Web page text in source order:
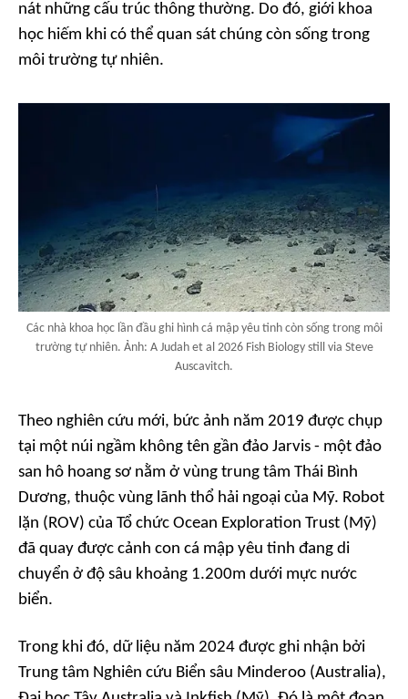
nát những cấu trúc thông thường. Do đó, giới khoa
học hiếm khi có thể quan sát chúng còn sống trong
môi trường tự nhiên.
Các nhà khoa học lần đầu ghi hình cá mập yêu tinh còn sống trong môi
trường tự nhiên. Ảnh: A Judah et al 2026 Fish Biology still via Steve
Auscavitch.
Theo nghiên cứu mới, bức ảnh năm 2019 được chụp
tại một núi ngầm không tên gần đảo Jarvis - một đảo
san hô hoang sơ nằm ở vùng trung tâm Thái Bình
Dương, thuộc vùng lãnh thổ hải ngoại của Mỹ. Robot
lặn (ROV) của Tổ chức Ocean Exploration Trust (Mỹ)
đã quay được cảnh con cá mập yêu tinh đang di
chuyển ở độ sâu khoảng 1.200m dưới mực nước
biển.
Trong khi đó, dữ liệu năm 2024 được ghi nhận bởi
Trung tâm Nghiên cứu Biển sâu Minderoo (Australia),